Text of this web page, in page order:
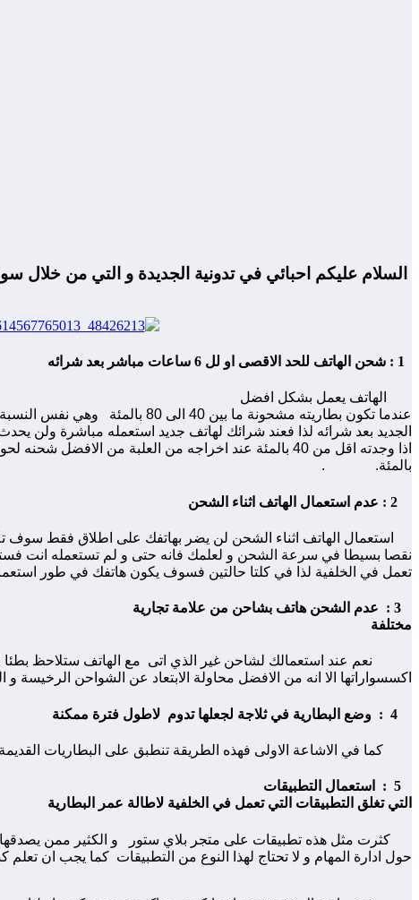
السلام عليكم احبائي في تدونية الجديدة و التي من خلال سوف تتعرفون على ابرز 5 خرافات يصدقها
1 : شحن الهاتف للحد الاقصى او لل 6 ساعات مباشر بعد شرائه
الهاتف يعمل بشكل افضل
عندما تكون بطاريته مشحونة ما بين 40 الى 80 بالمئة
وهي نفس
الجديد بعد شرائه لذا فعند شرائك لهاتف جديد استعمله مباشرة ولن
اذا وجدته اقل من 40 بالمئة عند اخراجه من العلبة من الافضل شحنه لحوالي 80 الى 90
بالمئة.
.
استعمال الهاتف اثناء الشحن لن يضر بهاتفك على اطلاق فقط سوف
نقصا بسيطا في سرعة الشحن و لعلمك فانه حتى و لم تستعمله انت
تعمل في الخلفية لذا في كلتا حالتين فسوف يكون هاتفك في طور
عدم الشحن هاتف بشاحن من علامة تجارية
مختلفة
نعم عند استعمالك لشاحن غير الذي اتى مع الهاتف ستلاحظ بطئا
اكسسواراتها الا انه من الافضل محاولة الابتعاد
: وضع البطارية في ثلاجة لجعلها تدوم لاطول فترة ممكنة
كما في الاشاعة الاولى فهذه الطريقة تنطبق على البطاريات القديمة
التي تغلق التطبيقات التي تعمل في الخلفية لاطالة عمر البطارية
كثرت مثل هذه تطبيقات على متجر بلاي ستور و الكثير ممن يصدقها
حول ادارة المهام و لا تحتاج لهذا النوع من التطبيقات كما يجب ان